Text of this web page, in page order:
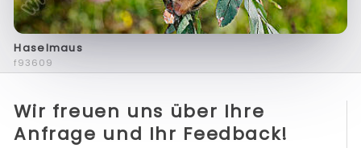
Haselmaus
f93609
Wir freuen uns über Ihre
Anfrage und Ihr Feedback!